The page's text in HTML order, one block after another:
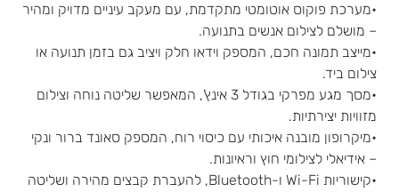
•מערכת פוקוס אוטומטי מתקדמת, עם מעקב עיניים מדויק ומהיר
– מושלם לצילום אנשים בתנועה.
•מייצב תמונה חכם, המספק וידאו חלק ויציב גם בזמן תנועה או
צילום ביד.
•מסך מגע מפרקי בגודל 3 אינץ’, המאפשר שליטה נוחה וצילום
מזוויות יצירתיות.
•מיקרופון מובנה איכותי עם כיסוי רוח, המספק סאונד ברור ונקי
– אידיאלי לצילומי חוץ וראיונות.
•קישוריות Wi-Fi ו-Bluetooth, להעברת קבצים מהירה ושליטה